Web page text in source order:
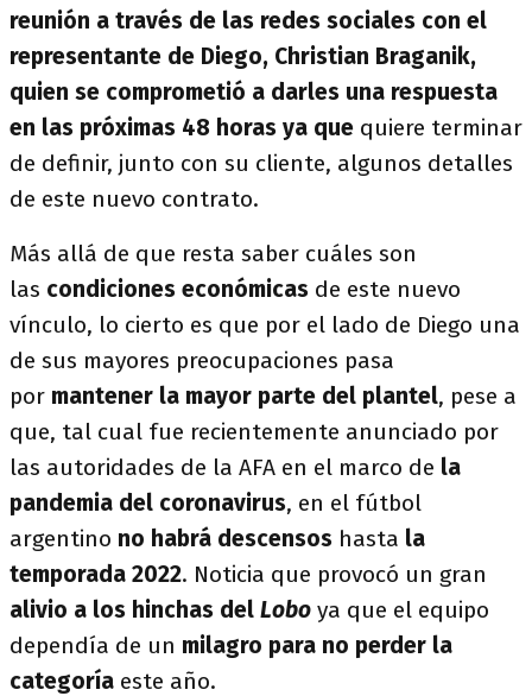
reunión a través de las redes sociales con el
representante de Diego, Christian Braganik,
quien se comprometió a darles una respuesta
en las próximas 48 horas ya que quiere terminar
de definir, junto con su cliente, algunos detalles
de este nuevo contrato.
Más allá de que resta saber cuáles son
las condiciones económicas de este nuevo
vínculo, lo cierto es que por el lado de Diego una
de sus mayores preocupaciones pasa
por mantener la mayor parte del plantel, pese a
que, tal cual fue recientemente anunciado por
las autoridades de la AFA en el marco de la
pandemia del coronavirus, en el fútbol
argentino no habrá descensos hasta la
temporada 2022. Noticia que provocó un gran
alivio a los hinchas del Lobo ya que el equipo
dependía de un milagro para no perder la
categoría este año.